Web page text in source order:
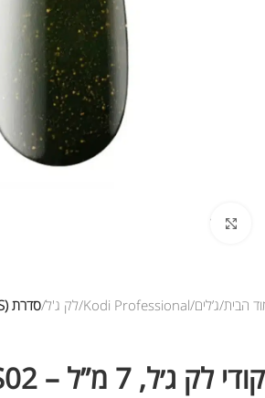
לחץ להגדלת התמונה
הבית ג’לים Kodi Professional לק ג'ל סדרת Rich Stone (RS)
קודי לק ג׳ל, 7 מ”ל – RS02